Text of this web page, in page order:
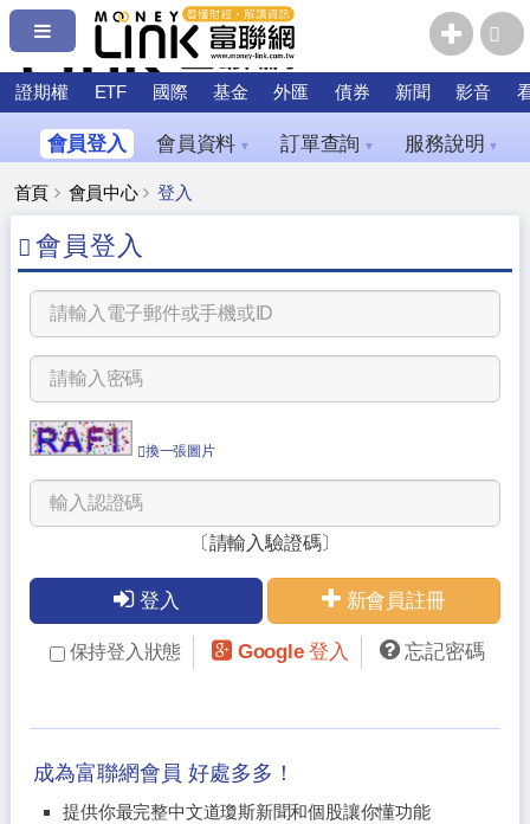
證期權 ETF 國際 基金 外匯 債券 新聞 影音
會員登入 會員資料 ▼ 訂單查詢 ▼ 服務說明 ▼
首頁 會員中心 登入
會員登入
換一張圖片
〔請輸入驗證碼〕
登入 新會員註冊
保持登入狀態 Google 登入 忘記密碼
成為富聯網會員 好處多多！
提供你最完整中文道瓊斯新聞和個股讓你懂功能